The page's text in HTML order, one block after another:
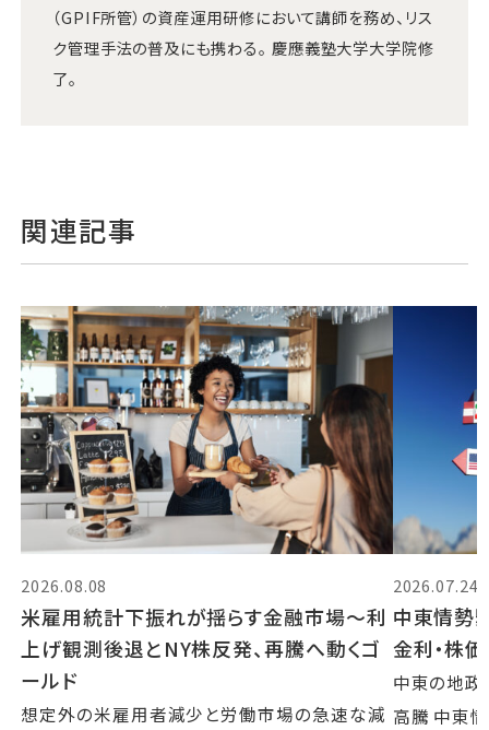
（GPIF所管）の資産運用研修において講師を務め、リス
ク管理手法の普及にも携わる。 慶應義塾大学大学院修
了。
関連記事
2026.08.08
米雇用統計下振れが揺らす金融市場～利
上げ観測後退とNY株反発、再騰へ動くゴ
ールド
想定外の米雇用者減少と労働市場の急速な減
2026.07.24
中東情勢
金利・株
中東の地政
高騰 中東